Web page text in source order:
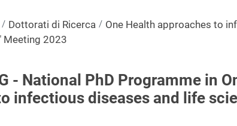
Dottorati di Ricerca
One Health approaches to
Meeting 2023
- National PhD Programme in
infectious diseases and life